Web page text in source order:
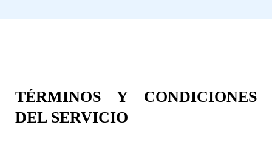
TÉRMINOS Y CONDICIONES
DEL SERVICIO